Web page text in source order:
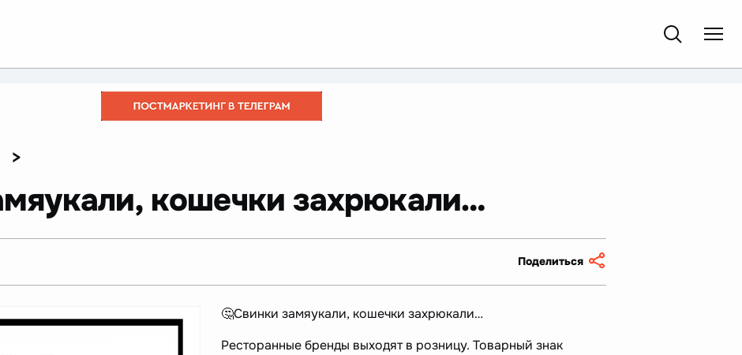
>
кошечки захрюкали…
Поделиться
🤔Свинки замяукали, кошечки захрюкали…
Ресторанные бренды выходят в розницу. Товарный знак